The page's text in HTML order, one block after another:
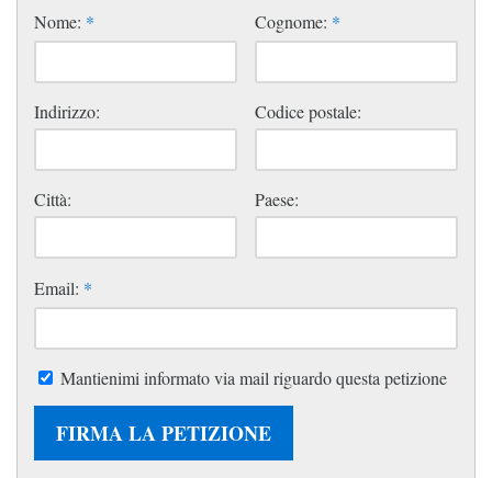
Nome: * Cognome: *
Indirizzo: Codice postale:
Città: Paese:
Email: *
Mantienimi informato via mail riguardo questa petizione
FIRMA LA PETIZIONE